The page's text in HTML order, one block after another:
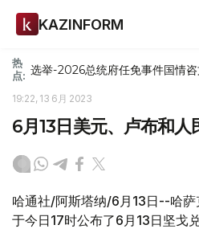
KAZINFORM
热
点: 选举-2026总统府任免事件国情
19:22, 13 6月 2023
6月13日美元、卢布和
哈通社/阿斯塔纳/6月13日--哈
于今日17时公布了6月13日坚戈